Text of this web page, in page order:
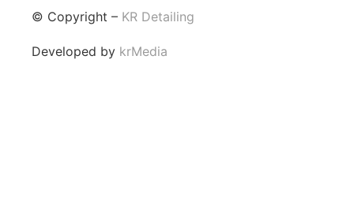
© Copyright – KR Detailing
Developed by krMedia